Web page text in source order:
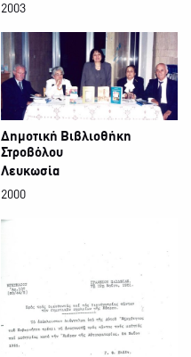
2003
Δημοτική Βιβλιοθήκη
Στροβόλου
Λευκωσία
2000